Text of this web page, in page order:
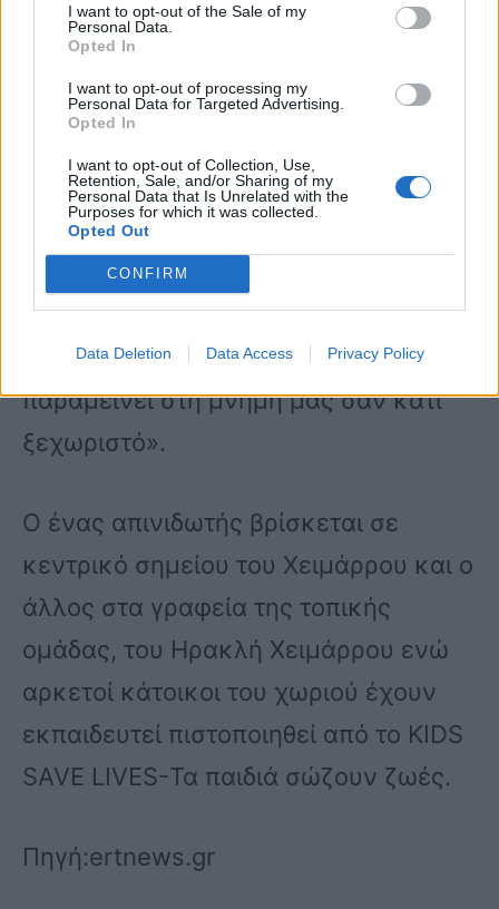
I want to opt-out of the Sale of my
Personal Data.
Opted In
I want to opt-out of processing my
Personal Data for Targeted Advertising.
Opted In
I want to opt-out of Collection, Use,
Retention, Sale, and/or Sharing of my
Personal Data that Is Unrelated with the
Purposes for which it was collected.
Opted Out
CONFIRM
Data Deletion Data Access Privacy Policy
που τον διεκόμισε στο Γενικό
Νοσοκομείο Σερρών. Όταν έφτασε το
ασθενοφόρο τον είχαμε επαναφέρει
Παύλος σώθηκε από θαύμα, από το
γεγονός ότι ξέραμε κάρπα και αλλά
και από ότι είχαμε δύο απινιδωτές στο
Χείμαρρο που αποδείχτηκαν σωτήριοι.
Το σίγουρο είναι ότι αυτό το Πάσχα θα
παραμείνει στη μνήμη μας σαν κάτι
ξεχωριστό».
Ο ένας απινιδωτής βρίσκεται σε
κεντρικό σημείου του Χειμάρρου και ο
άλλος στα γραφεία της τοπικής
ομάδας, του Ηρακλή Χειμάρρου ενώ
αρκετοί κάτοικοι του χωριού έχουν
εκπαιδευτεί πιστοποιηθεί από το KIDS
SAVE LIVES-Τα παιδιά σώζουν ζωές.
Πηγή:ertnews.gr